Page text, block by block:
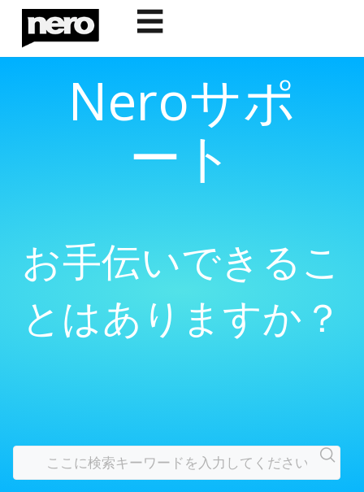
☰
Neroサポ
ート
お手伝いできるこ
とはありますか？